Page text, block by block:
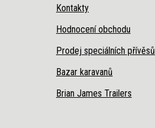
Kontakty
Hodnocení obchodu
Prodej speciálních přívěsů
Bazar karavanů
Brian James Trailers